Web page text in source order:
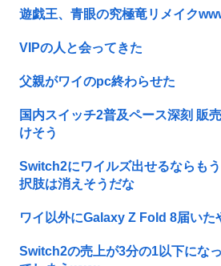
遊戯王、青眼の究極竜リメイク
VIPの人と会ってきた
父親がワイのpc終わらせた
国内スイッチ2普及ペース深刻 販
けそう
Switch2にワイルズ出せるならも
択肢は消えそうだな
ワイ以外にGalaxy Z Fold 8届いた
Switch2の売上が3分の1以下にな